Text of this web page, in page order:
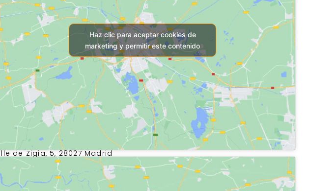
Haz clic para aceptar cookies de
marketing y permitir este contenido
de Zigia, 5, 28027 Madrid